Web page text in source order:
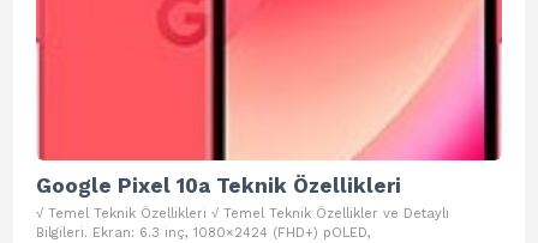
Google Pixel 10a Teknik Özellikleri
√ Temel Teknik Özellikleri √ Temel Teknik Özellikler ve Detaylı
Bilgileri. Ekran: 6.3 inç, 1080×2424 (FHD+) pOLED,